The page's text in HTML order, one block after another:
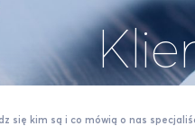
się kim są i co mówią o nas